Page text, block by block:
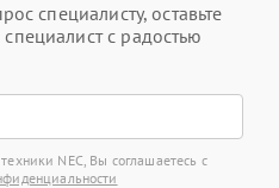
специалисту, оставьте
с радостью
NEC, Вы соглашаетесь с